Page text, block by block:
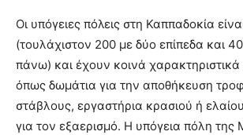
Οι υπόγειες πόλεις στη Καππαδοκία
(τουλάχιστον 200 με δύο επίπεδα και
πάνω) και έχουν κοινά
όπως δωμάτια για την αποθήκευση
στάβλους, εργαστήρια κρασιού ή
για τον εξαερισμό. Η υπόγεια πόλη